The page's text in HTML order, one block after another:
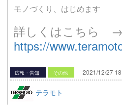
モノづくり、はじめます
詳しくはこちら
https://
広報・告知 その他 2021/12/27
テラモト